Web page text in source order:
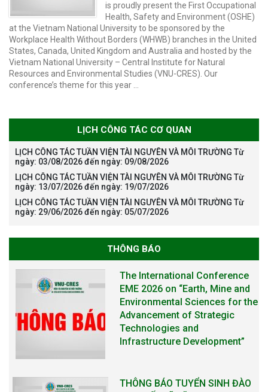
is proudly present the First Occupational
Health, Safety and Environment (OSHE)
at the Vietnam National University to be sponsored by the
Workplace Health Without Borders (WHWB) branches in the United
States, Canada, United Kingdom and Australia and hosted by the
Vietnam National University – Central Institute for Natural
Resources and Environmental Studies (VNU-CRES). Our
conference’s theme for this year …
LỊCH CÔNG TÁC CƠ QUAN
LỊCH CÔNG TÁC TUẦN VIỆN TÀI NGUYÊN VÀ MÔI TRƯỜNG Từ
ngày: 03/08/2026 đến ngày: 09/08/2026
LỊCH CÔNG TÁC TUẦN VIỆN TÀI NGUYÊN VÀ MÔI TRƯỜNG Từ
ngày: 13/07/2026 đến ngày: 19/07/2026
LỊCH CÔNG TÁC TUẦN VIỆN TÀI NGUYÊN VÀ MÔI TRƯỜNG Từ
ngày: 29/06/2026 đến ngày: 05/07/2026
THÔNG BÁO
THÔNG BÁO TUYỂN SINH ĐÀO
TẠO TIẾN SĨ NĂM 2026
NĂM HỌC 2025-2026